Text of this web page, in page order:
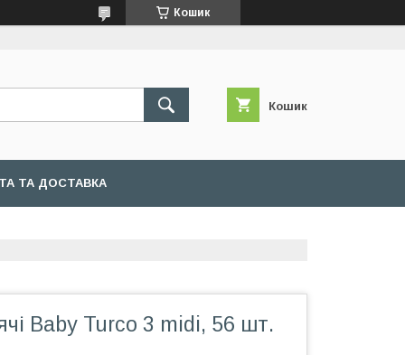
Кошик
Кошик
ТА ДОСТАВКА
Baby Turco 3 midi, 56 шт.